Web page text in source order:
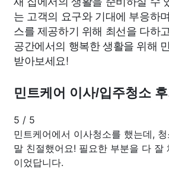
는 고객의 요구와 기대에 부응하
스를 제공하기 위해 최선을 다하
공간에서의 행복한 생활을 위해
받아보세요!
민트케어 이사/입주청소 후
5 / 5
민트케어에서 이사청소를 했는데,
말 친절했어요! 필요한 부분을 다 잘
이었답니다.